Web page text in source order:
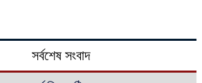
সর্বশেষ সংবাদ